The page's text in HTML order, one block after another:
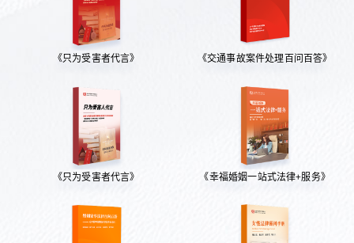
《只为受害者代言》 《交通事故案件处理百问百答》
《只为受害者代言》 《幸福婚姻一站式法律+服务》